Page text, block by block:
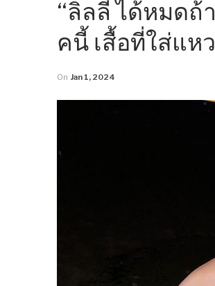
“ลิลลี่ ได้หมดถ้
คนี้ เสื้อที่ใส่แห
On Jan 1, 2024